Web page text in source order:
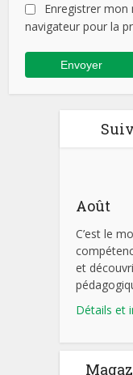
Enregistrer
navigateur pour la
Août
C’est le
et
Détails et